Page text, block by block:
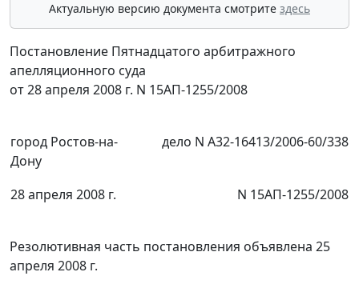
Актуальную версию документа смотрите здесь
Постановление Пятнадцатого арбитражного
апелляционного суда
от 28 апреля 2008 г. N 15АП-1255/2008
город Ростов-на-
Дону
дело N А32-16413/2006-60/338
28 апреля 2008 г. N 15АП-1255/2008
Резолютивная часть постановления объявлена 25
апреля 2008 г.